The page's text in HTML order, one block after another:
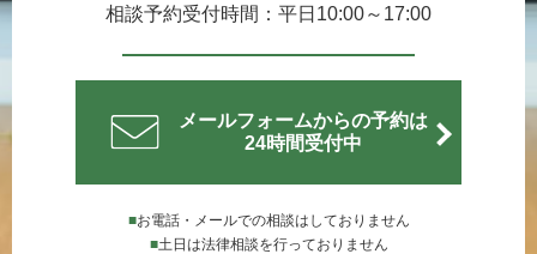
相談予約受付時間：平日10:00～17:00
メールフォームからの予約は
24時間受付中
■お電話・メールでの相談はしておりません
■土日は法律相談を行っておりません